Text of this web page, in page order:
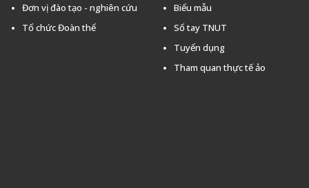
Đơn vị đào tạo - nghiên cứu
Tổ chức Đoàn thể
Biểu mẫu
Sổ tay TNUT
Tuyển dụng
Tham quan thực tế ảo